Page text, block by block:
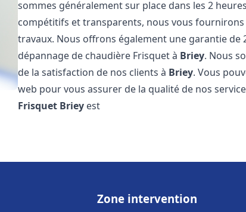
sommes généralement sur place dans les 2
compétitifs et transparents, nous vous
travaux. Nous offrons également une garantie de
dépannage de chaudière Frisquet à Briey. Nous
de la satisfaction de nos clients à Briey. Vous
web pour vous assurer de la qualité de nos
Frisquet Briey est
Zone intervention